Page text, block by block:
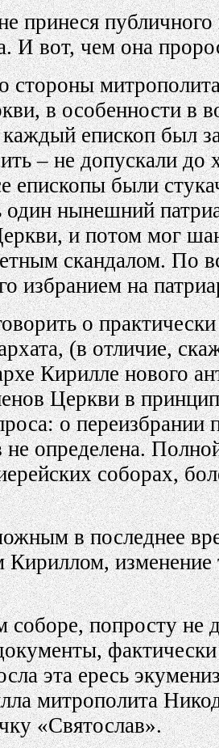
принеся
И вот, чем она
стороны
в особенности в
каждый епископ был
– не допускали
епископы были
нынешний
и потом мог
скандалом. По
избранием на
о
(в отличие,
Кирилле нового
Церкви в
о
определена.
соборах,
в последнее
соборе, попросту
эта ересь
митрополита
«Святослав».